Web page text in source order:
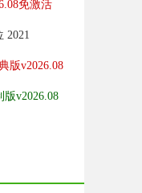
免激活
2021
版v2026.08
v2026.08